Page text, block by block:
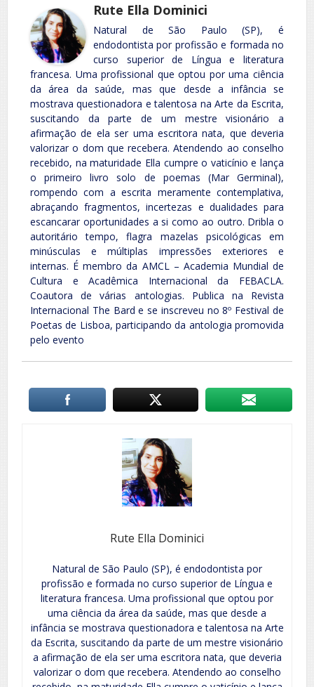
Rute Ella Dominici
Natural de São Paulo (SP), é
endodontista por profissão e formada no
curso superior de Língua e literatura
francesa. Uma profissional que optou por uma ciência
da área da saúde, mas que desde a infância se
mostrava questionadora e talentosa na Arte da Escrita,
suscitando da parte de um mestre visionário a
afirmação de ela ser uma escritora nata, que deveria
valorizar o dom que recebera. Atendendo ao conselho
recebido, na maturidade Ella cumpre o vaticínio e lança
o primeiro livro solo de poemas (Mar Germinal),
rompendo com a escrita meramente contemplativa,
abraçando fragmentos, incertezas e dualidades para
escancarar oportunidades a si como ao outro. Dribla o
autoritário tempo, flagra mazelas psicológicas em
minúsculas e múltiplas impressões exteriores e
internas. É membro da AMCL – Academia Mundial de
Cultura e Acadêmica Internacional da FEBACLA.
Coautora de várias antologias. Publica na Revista
Internacional The Bard e se inscreveu no 8º Festival de
Poetas de Lisboa, participando da antologia promovida
pelo evento
Rute Ella Dominici
Natural de São Paulo (SP), é endodontista por
profissão e formada no curso superior de Língua e
literatura francesa. Uma profissional que optou por
uma ciência da área da saúde, mas que desde a
infância se mostrava questionadora e talentosa na Arte
da Escrita, suscitando da parte de um mestre visionário
a afirmação de ela ser uma escritora nata, que deveria
valorizar o dom que recebera. Atendendo ao conselho